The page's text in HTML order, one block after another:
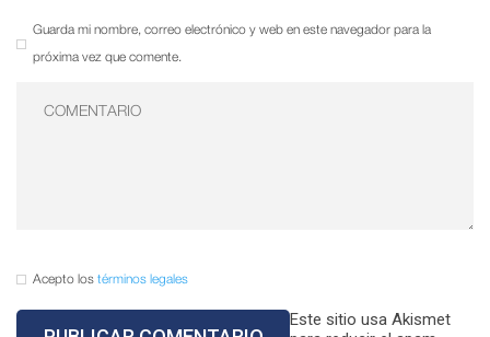
Guarda mi nombre, correo electrónico y web en este navegador para la
próxima vez que comente.
Acepto los términos legales
Este sitio usa Akismet